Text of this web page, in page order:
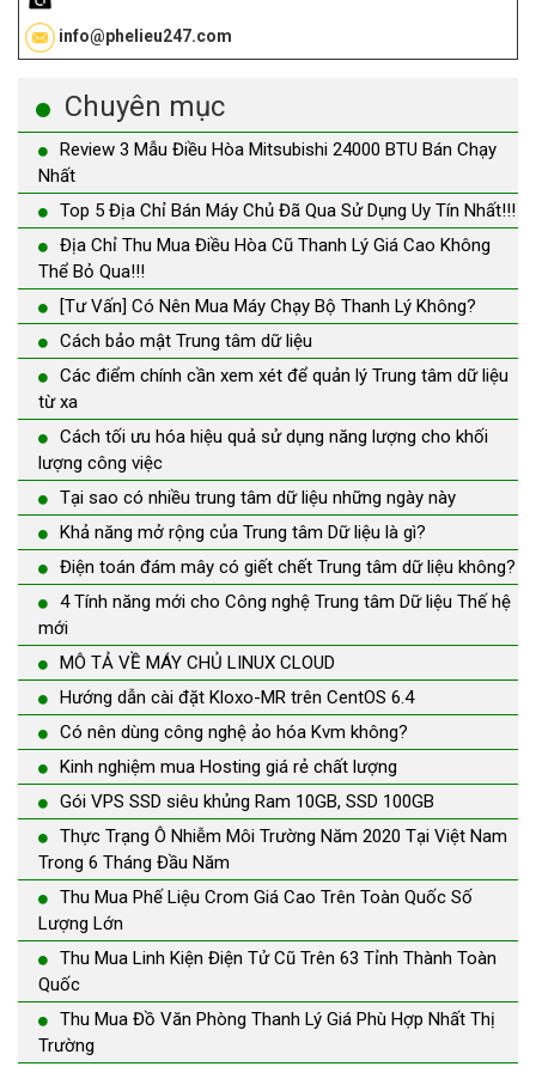
info@phelieu247.com
Chuyên mục
Review 3 Mẫu Điều Hòa Mitsubishi 24000 BTU Bán Chạy
Nhất
Top 5 Địa Chỉ Bán Máy Chủ Đã Qua Sử Dụng Uy Tín Nhất!!!
Địa Chỉ Thu Mua Điều Hòa Cũ Thanh Lý Giá Cao Không
Thể Bỏ Qua!!!
[Tư Vấn] Có Nên Mua Máy Chạy Bộ Thanh Lý Không?
Cách bảo mật Trung tâm dữ liệu
Các điểm chính cần xem xét để quản lý Trung tâm dữ liệu
từ xa
Cách tối ưu hóa hiệu quả sử dụng năng lượng cho khối
lượng công việc
Tại sao có nhiều trung tâm dữ liệu những ngày này
Khả năng mở rộng của Trung tâm Dữ liệu là gì?
Điện toán đám mây có giết chết Trung tâm dữ liệu không?
4 Tính năng mới cho Công nghệ Trung tâm Dữ liệu Thế hệ
mới
MÔ TẢ VỀ MÁY CHỦ LINUX CLOUD
Hướng dẫn cài đặt Kloxo-MR trên CentOS 6.4
Có nên dùng công nghệ ảo hóa Kvm không?
Kinh nghiệm mua Hosting giá rẻ chất lượng
Gói VPS SSD siêu khủng Ram 10GB, SSD 100GB
Thực Trạng Ô Nhiễm Môi Trường Năm 2020 Tại Việt Nam
Trong 6 Tháng Đầu Năm
Thu Mua Phế Liệu Crom Giá Cao Trên Toàn Quốc Số
Lượng Lớn
Thu Mua Linh Kiện Điện Tử Cũ Trên 63 Tỉnh Thành Toàn
Quốc
Thu Mua Đồ Văn Phòng Thanh Lý Giá Phù Hợp Nhất Thị
Trường